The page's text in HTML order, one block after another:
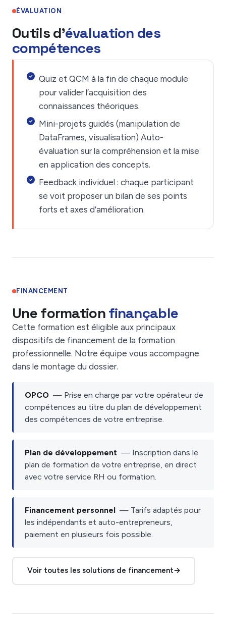
ÉVALUATION
Outils d'évaluation des
compétences
Quiz et QCM à la fin de chaque module
pour valider l’acquisition des
connaissances théoriques.
Mini-projets guidés (manipulation de
DataFrames, visualisation) Auto-
évaluation sur la compréhension et la mise
en application des concepts.
Feedback individuel : chaque participant
se voit proposer un bilan de ses points
forts et axes d’amélioration.
FINANCEMENT
Une formationfinançable
Cette formation est éligible aux principaux
dispositifs de financement de la formation
professionnelle. Notre équipe vous accompagne
dans le montage du dossier.
OPCO — Prise en charge par votre opérateur de
compétences au titre du plan de développement
des compétences de votre entreprise.
Plan de développement — Inscription dans le
plan de formation de votre entreprise, en direct
avec votre service RH ou formation.
Financement personnel — Tarifs adaptés pour
les indépendants et auto-entrepreneurs,
paiement en plusieurs fois possible.
Voir toutes les solutions de financement→